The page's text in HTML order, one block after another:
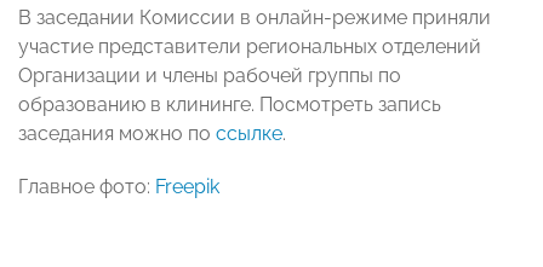
В заседании Комиссии в онлайн-режиме приняли
участие представители региональных отделений
Организации и члены рабочей группы по
образованию в клининге. Посмотреть запись
заседания можно по ссылке.
Главное фото: Freepik